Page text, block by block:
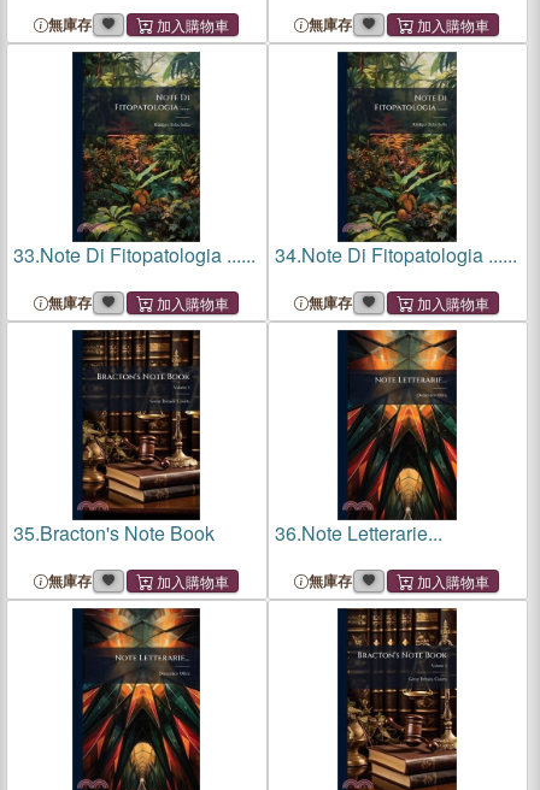
無庫存 無庫存
33.Note Di Fitopatologia ......
無庫存
34.Note Di Fitopatologia ......
無庫存
35.Bracton's Note Book
無庫存
36.Note Letterarie...
無庫存